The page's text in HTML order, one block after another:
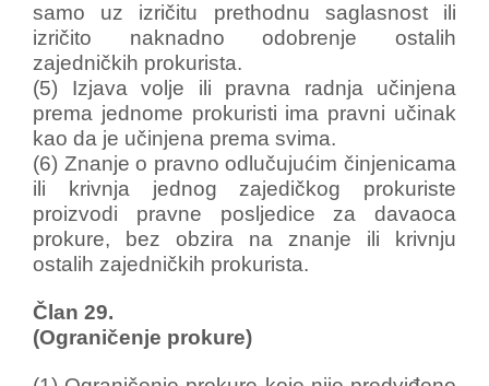
samo uz izričitu prethodnu saglasnost ili
izričito naknadno odobrenje ostalih
zajedničkih prokurista.
(5) Izjava volje ili pravna radnja učinjena
prema jednome prokuristi ima pravni učinak
kao da je učinjena prema svima.
(6) Znanje o pravno odlučujućim činjenicama
ili krivnja jednog zajedičkog prokuriste
proizvodi pravne posljedice za davaoca
prokure, bez obzira na znanje ili krivnju
ostalih zajedničkih prokurista.
Član 29.
(Ograničenje prokure)